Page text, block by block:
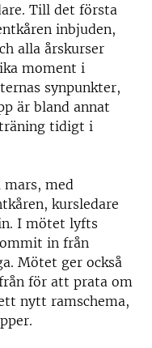
Till det första
inbjuden,
alla årskurser
moment i
synpunkter,
är bland annat
tidigt i
med
kursledare
I mötet lyfts
in från
Mötet ger också
för att prata om
nytt ramschema,